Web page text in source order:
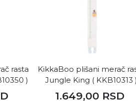
rasta
)
KikkaBoo plišani merač
Jungle King ( KKB10313 )
1.649,00 RSD